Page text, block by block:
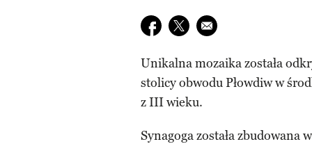
Udostępnij na facebook
Udostępnij na twitter
E-mail do przyjaciela
Unikalna mozaika została
stolicy obwodu Płowdiw w
z III wieku.
Synagoga została